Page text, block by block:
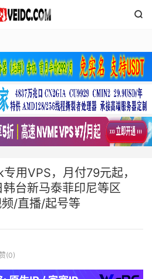

用VPS，月付79元起，
台新马泰菲印尼等区
/直播/起号等
赞(0)